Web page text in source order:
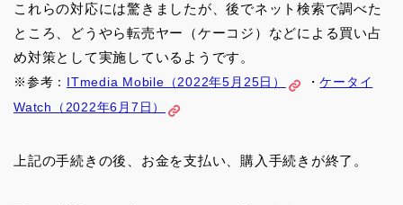
これらの対応には驚きましたが、後でネット検索で調べた
ところ、どうやら転売ヤー（ケーコジ）などによる買い占
め対策として実施しているようです。
※参考： ITmedia Mobile（2022年5月25日） ・ケータイ
Watch（2022年6月7日）
上記の手続きの後、お金を支払い、購入手続きが終了。